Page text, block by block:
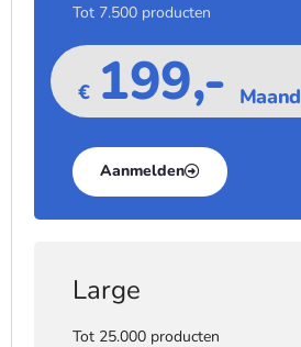
Tot 7.500 producten
€ 199,- Maand
Aanmelden
Large
Tot 25.000 producten